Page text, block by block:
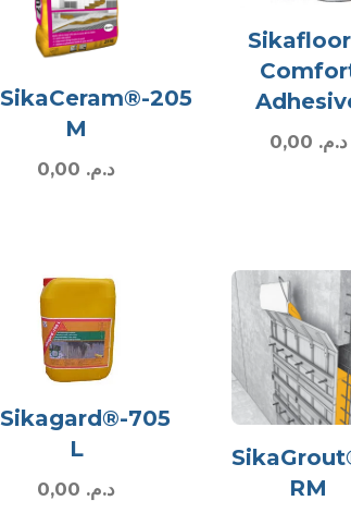
SikaCeram®-205
M
د.م.
د.م.
Sikagard®-705
L
د.م.
RM